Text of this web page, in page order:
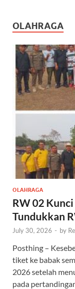
OLAHRAGA
OLAHRAGA
RW 02
Tundukkan
July 30, 2026 - by
Posthing –
tiket ke babak
2026 setelah
pada